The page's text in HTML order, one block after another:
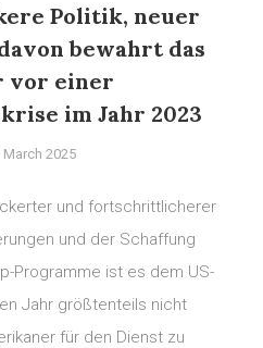
Politik, neuer
bewahrt das
vor einer
im Jahr 2023
March 2025
und fortschrittlicherer
und der Schaffung
Programme ist es dem US-
Jahr größtenteils nicht
für den Dienst zu